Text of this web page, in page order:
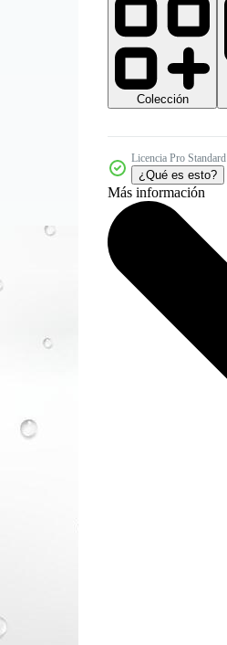
Colección
Licencia Pro Standard
¿Qué es esto?
Más información